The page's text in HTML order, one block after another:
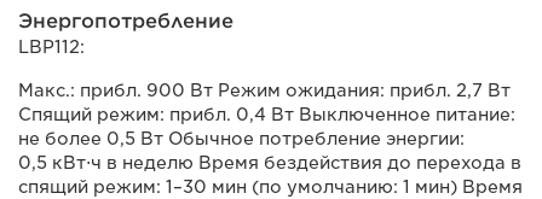
Энергопотребление
LBP112:
Макс.: прибл. 900 Вт Режим ожидания: прибл. 2,7 Вт
Спящий режим: прибл. 0,4 Вт Выключенное питание:
не более 0,5 Вт Обычное потребление энергии:
0,5 кВт⋅ч в неделю Время бездействия до перехода в
спящий режим: 1–30 мин (по умолчанию: 1 мин) Время